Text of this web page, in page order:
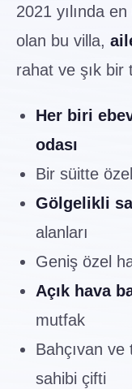
2021 yılında
olan bu villa,
rahat ve şık bir
Her biri
odası
Bir süitte
Gölgelikli
alanları
Geniş özel
Açık hava
mutfak
Bahçıvan
sahibi çifti